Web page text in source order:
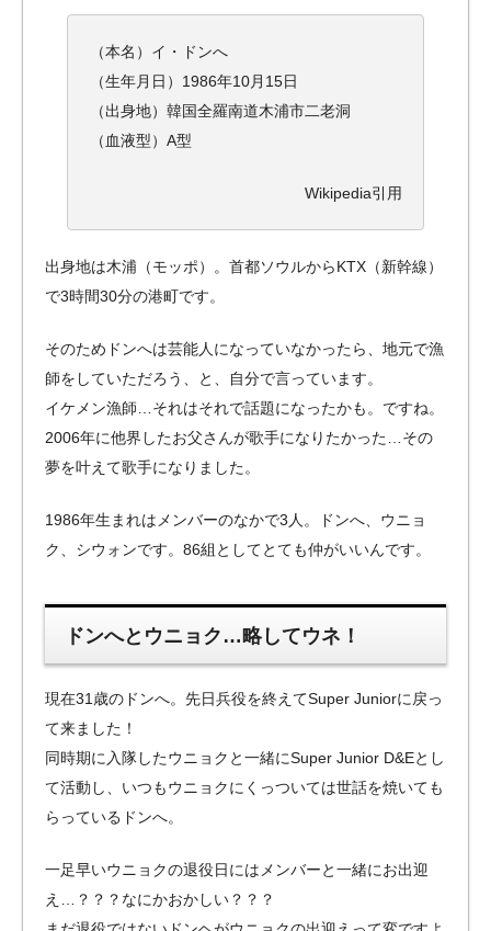
（本名）イ・ドンへ
（生年月日）1986年10月15日
（出身地）韓国全羅南道木浦市二老洞
（血液型）A型
Wikipedia引用
出身地は木浦（モッポ）。首都ソウルからKTX（新幹線）
で3時間30分の港町です。
そのためドンへは芸能人になっていなかったら、地元で漁
師をしていただろう、と、自分で言っています。
イケメン漁師…それはそれで話題になったかも。ですね。
2006年に他界したお父さんが歌手になりたかった…その
夢を叶えて歌手になりました。
1986年生まれはメンバーのなかで3人。ドンへ、ウニョ
ク、シウォンです。86組としてとても仲がいいんです。
ドンへとウニョク…略してウネ！
現在31歳のドンへ。先日兵役を終えてSuper Juniorに戻っ
て来ました！
同時期に入隊したウニョクと一緒にSuper Junior D&Eとし
て活動し、いつもウニョクにくっついては世話を焼いても
らっているドンへ。
一足早いウニョクの退役日にはメンバーと一緒にお出迎
え…？？？なにかおかしい？？？